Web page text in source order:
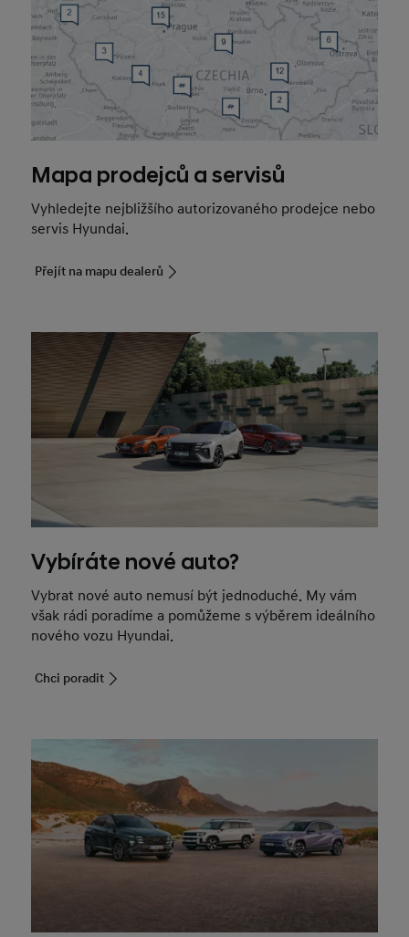
Mapa prodejců a servisů
Vyhledejte nejbližšího autorizovaného prodejce nebo
servis Hyundai.
Přejít na mapu dealerů
Vybíráte nové auto?
Vybrat nové auto nemusí být jednoduché. My vám
však rádi poradíme a pomůžeme s výběrem ideálního
nového vozu Hyundai.
Chci poradit